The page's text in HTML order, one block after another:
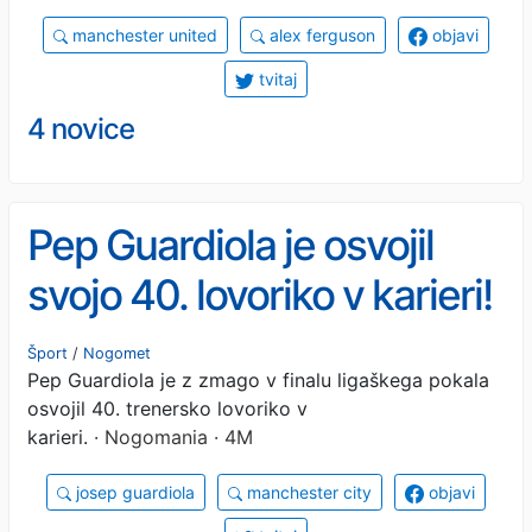
manchester united alex ferguson objavi
tvitaj
4 novice
Pep Guardiola je osvojil
svojo 40. lovoriko v karieri!
Pred njim je le še en
trenerski titan, ga bo ujel?
Šport / Nogomet
Pep Guardiola je z zmago v finalu ligaškega pokala
osvojil 40. trenersko lovoriko v
karieri. · Nogomania · 4M
josep guardiola manchester city objavi